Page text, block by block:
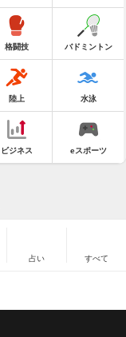
格闘技 バドミントン
陸上 水泳
ビジネス eスポーツ
占い すべて